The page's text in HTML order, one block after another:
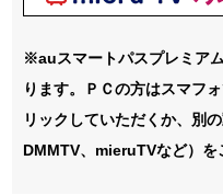
※auスマートパスプレミア
ります。ＰＣの方はスマフ
リックしていただくか、別
DMMTV、mieruTVなど）を